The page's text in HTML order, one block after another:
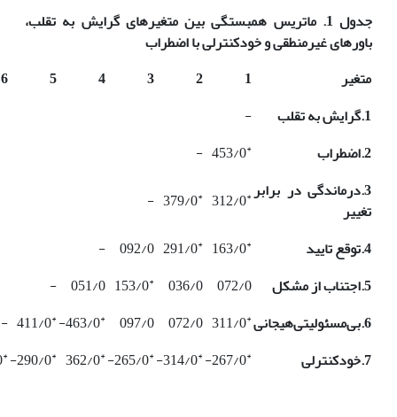
جدول 1. ماتریس همبستگی بین متغیرهای گرایش به تقلب،
باورهای غیرمنطقی و خودکنترلی با اضطراب
متغیر
1
2
3
4
5
6
1.گرایش به تقلب
-
2.اضطراب
*
453/0
-
3.درماندگی در برابر
تغییر
*
312/0
*
379/0
-
4.توقع تایید
*
163/0
*
291/0
092/0
-
5.اجتناب از مشکل
072/0
036/0
*
153/0
051/0
-
6.بی‌مسئولیتی‌هیجانی
*
311/0
072/0
097/0
*
463/0-
*
411/0
-
7.خودکنترلی
*
267/0-
*
314/0-
*
265/0-
*
362/0
*
290/0-
*